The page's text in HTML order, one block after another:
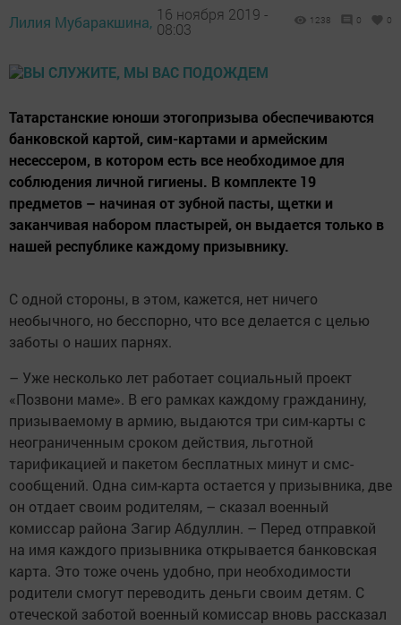
Лилия Мубаракшина, 16 ноября 2019 -
08:03
1238 0 0
Татарстанские юноши этогопризыва обеспечиваются
банковской картой, сим-картами и армейским
несессером, в котором есть все необходимое для
соблюдения личной гигиены. В комплекте 19
предметов – начиная от зубной пасты, щетки и
заканчивая набором пластырей, он выдается только в
нашей республике каждому призывнику.
С одной стороны, в этом, кажется, нет ничего
необычного, но бесспорно, что все делается с целью
заботы о наших парнях.
– Уже несколько лет работает социальный проект
«Позвони маме». В его рамках каждому гражданину,
призываемому в армию, выдаются три сим-карты с
неограниченным сроком действия, льготной
тарификацией и пакетом бесплатных минут и смс-
сообщений. Одна сим-карта остается у призывника, две
он отдает своим родителям, – сказал военный
комиссар района Загир Абдуллин. – Перед отправкой
на имя каждого призывника открывается банковская
карта. Это тоже очень удобно, при необходимости
родители смогут переводить деньги своим детям. С
отеческой заботой военный комиссар вновь рассказал